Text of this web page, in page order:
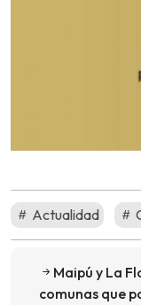
Actualidad
Maipú y La
comunas que